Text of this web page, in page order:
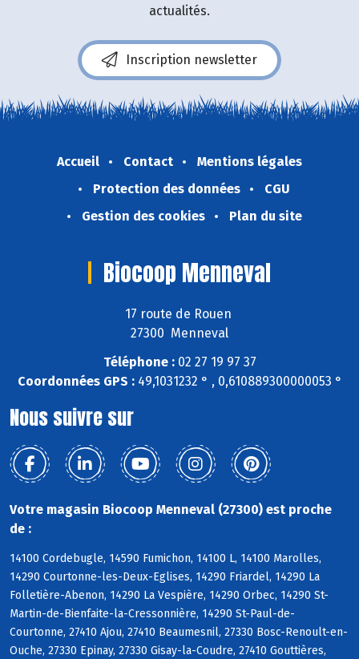
actualités.
Inscription newsletter
Accueil Contact
Mentions légales
Protection des données
CGU
Gestion des cookies
Plan du site
Biocoop Menneval
17 route de Rouen
27300 Menneval
Téléphone :02 27 19 97 37
Coordonnées GPS :49,1031232 ° , 0,610889300000053 °
Nous suivre sur
Votre magasin Biocoop Menneval (27300) est proche
de :
14100 Cordebugle, 14590 Fumichon, 14100 L, 14100 Marolles,
14290 Courtonne-les-Deux-Eglises, 14290 Friardel, 14290 La
Folletière-Abenon, 14290 La Vespière, 14290 Orbec, 14290 St-
Martin-de-Bienfaite-la-Cressonnière, 14290 St-Paul-de-
Courtonne, 27410 Ajou, 27410 Beaumesnil, 27330 Bosc-Renoult-en-
Ouche, 27330 Epinay, 27330 Gisay-la-Coudre, 27410 Gouttières,